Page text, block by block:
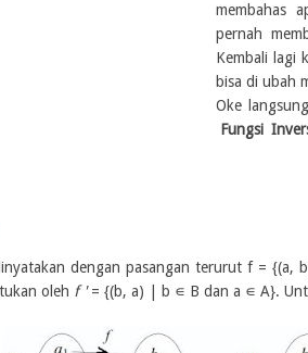
membahas
pernah
Kembali lagi
bisa di ubah
Oke
Fungsi
dengan pasangan terurut f =
oleh f '= {(b, a) | b ∊ B dan a ∊ A}.